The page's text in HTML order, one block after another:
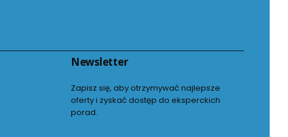
Newsletter
Zapisz się, aby otrzymywać najlepsze
oferty i zyskać dostęp do eksperckich
porad.